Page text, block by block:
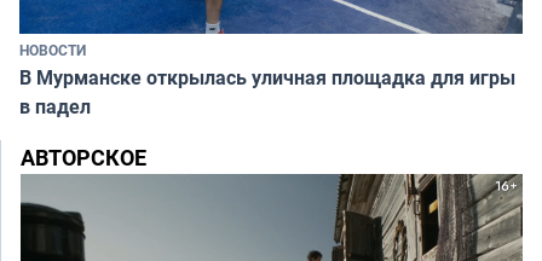
НОВОСТИ
В Мурманске открылась уличная площадка для игры
в падел
АВТОРСКОЕ